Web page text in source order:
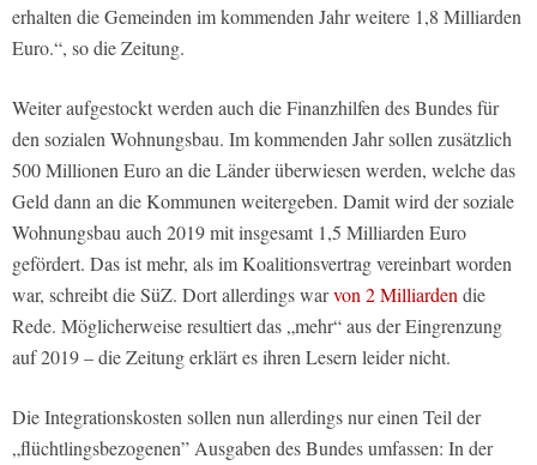
erhalten die Gemeinden im kommenden Jahr weitere 1,8 Milliarden
Euro.“, so die Zeitung.
Weiter aufgestockt werden auch die Finanzhilfen des Bundes für
den sozialen Wohnungsbau. Im kommenden Jahr sollen zusätzlich
500 Millionen Euro an die Länder überwiesen werden, welche das
Geld dann an die Kommunen weitergeben. Damit wird der soziale
Wohnungsbau auch 2019 mit insgesamt 1,5 Milliarden Euro
gefördert. Das ist mehr, als im Koalitionsvertrag vereinbart worden
war, schreibt die SüZ. Dort allerdings warvon 2 Milliardendie
Rede. Möglicherweise resultiert das „mehr“ aus der Eingrenzung
auf 2019 – die Zeitung erklärt es ihren Lesern leider nicht.
Die Integrationskosten sollen nun allerdings nur einen Teil der
„flüchtlingsbezogenen” Ausgaben des Bundes umfassen: In der